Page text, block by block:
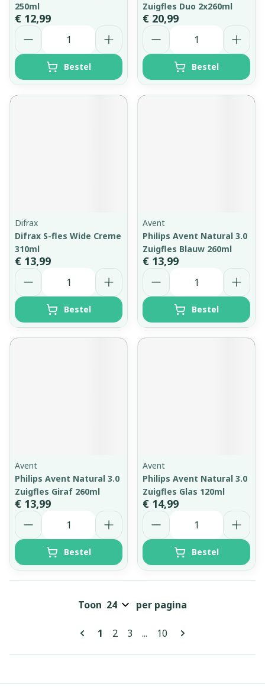
250ml
€ 12,99
Aantal
Bestel
Zuigfles Duo 2x260ml
€ 20,99
Aantal
Bestel
Difrax
Difrax S-fles Wide Creme
310ml
€ 13,99
Aantal
Bestel
Avent
Philips Avent Natural 3.0
Zuigfles Blauw 260ml
€ 13,99
Aantal
Bestel
Avent
Philips Avent Natural 3.0
Zuigfles Giraf 260ml
€ 13,99
Aantal
Bestel
Avent
Philips Avent Natural 3.0
Zuigfles Glas 120ml
€ 14,99
Aantal
Bestel
Pagina's
U lees momenteel pagina
1 Pagina
2 Pagina
3 ... Pagina
10
Toon per pagina